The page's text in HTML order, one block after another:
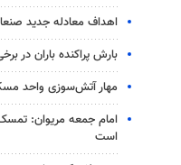
اهداف معادله جدید
بارش پراکنده باران در
مهار آتش‌سوزی واحد
امام جمعه مریوان:
است